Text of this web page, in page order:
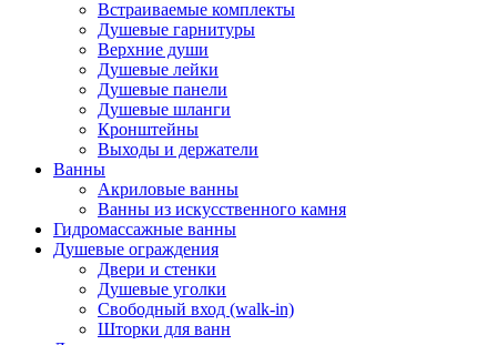
Встраиваемые комплекты
Душевые гарнитуры
Верхние души
Душевые лейки
Душевые панели
Душевые шланги
Кронштейны
Выходы и держатели
Ванны
Акриловые ванны
Ванны из искусственного камня
Гидромассажные ванны
Душевые ограждения
Двери и стенки
Душевые уголки
Свободный вход (walk-in)
Шторки для ванн